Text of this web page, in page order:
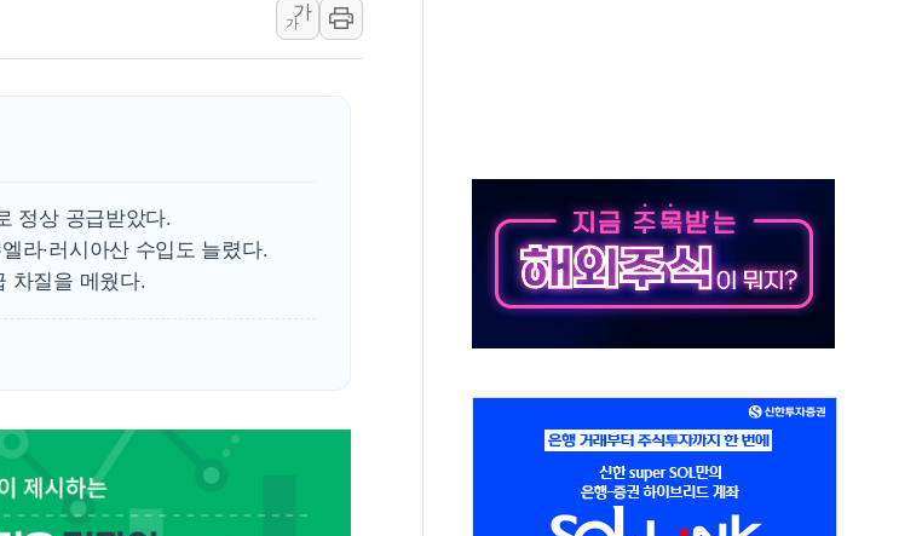
해군 1함대 창설 80주년…지역과 함께하는 '선봉'의 대민 봉사
[3보] 북, 원산서 동해로 단거리 탄도미사일 1발 발사… 올해 10번째·42일 만 도발
해군과 함께하는 '불금전파, 송정' 시즌2
강원도 폭염특보 11일째…온열질환·가축 피해 최소화 '총력 대응'
[코인 시황] 비트코인, ETF 자금 유입에도 박스권…美 암호화폐 법안 처리 여부도 변수
가
가
정상 공급받았다.
라·러시아산 수입도 늘렸다.
차질을 메웠다.